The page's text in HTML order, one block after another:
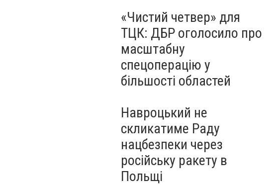
«Чистий четвер» для
ТЦК: ДБР оголосило про
масштабну
спецоперацію у
більшості областей
Навроцький не
скликатиме Раду
нацбезпеки через
російську ракету в
Польщі